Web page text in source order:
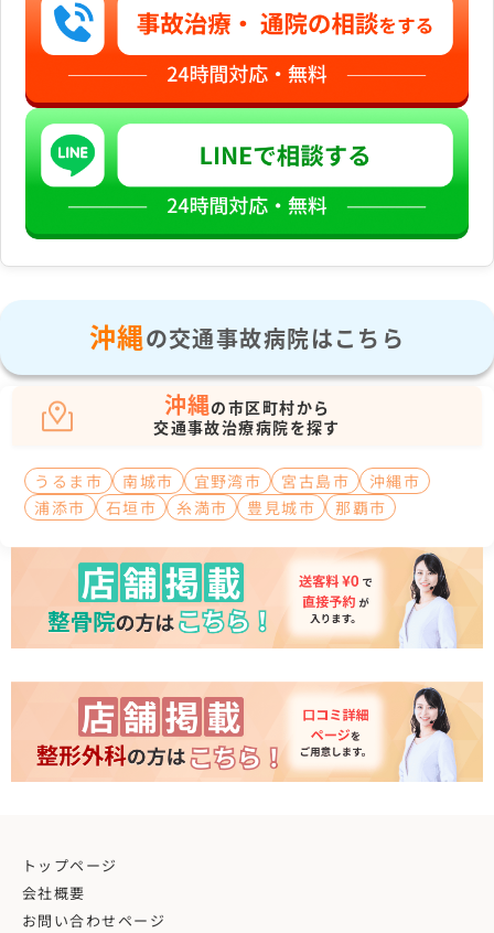
沖縄の交通事故病院はこちら
沖縄の市区町村から
交通事故治療病院を探す
うるま市 南城市 宜野湾市 宮古島市
沖縄市
浦添市
石垣市 糸満市 豊見城市 那覇市
トップページ
会社概要
お問い合わせページ